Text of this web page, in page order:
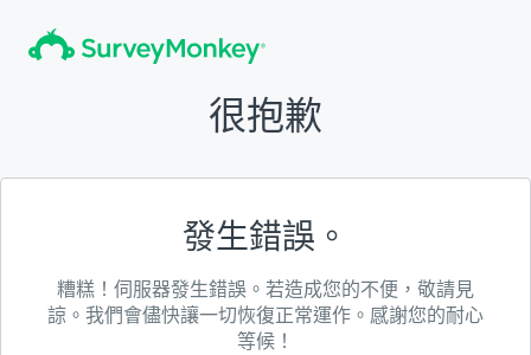
很抱歉
發生錯誤。
糟糕！伺服器發生錯誤。若造成您的不便，敬請見
諒。我們會儘快讓一切恢復正常運作。感謝您的耐心
等候！